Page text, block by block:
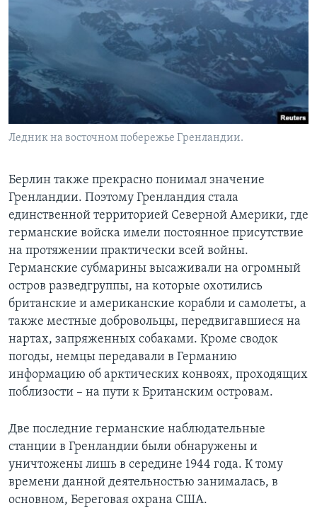
Ледник на восточном побережье Гренландии.
Берлин также прекрасно понимал значение
Гренландии. Поэтому Гренландия стала
единственной территорией Северной Америки, где
германские войска имели постоянное присутствие
на протяжении практически всей войны.
Германские субмарины высаживали на огромный
остров разведгруппы, на которые охотились
британские и американские корабли и самолеты, а
также местные добровольцы, передвигавшиеся на
нартах, запряженных собаками. Кроме сводок
погоды, немцы передавали в Германию
информацию об арктических конвоях, проходящих
поблизости – на пути к Британским островам.
Две последние германские наблюдательные
станции в Гренландии были обнаружены и
уничтожены лишь в середине 1944 года. К тому
времени данной деятельностью занималась, в
основном, Береговая охрана США.